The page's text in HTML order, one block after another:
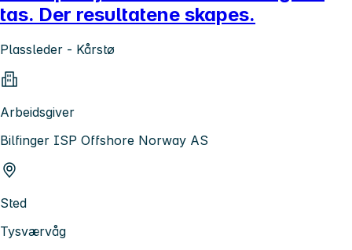
tas. Der resultatene skapes.
Plassleder - Kårstø
Arbeidsgiver
Bilfinger ISP Offshore Norway AS
Sted
Tysværvåg